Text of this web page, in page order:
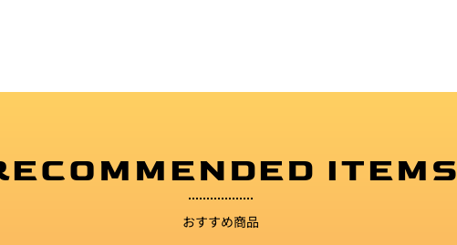
ITEMS
おすすめ商品